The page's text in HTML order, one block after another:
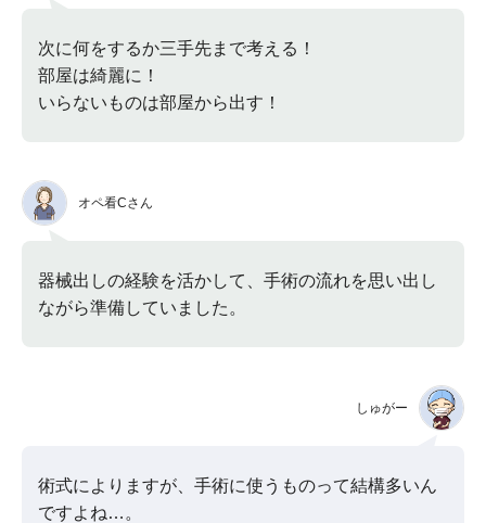
次に何をするか三手先まで考える！
部屋は綺麗に！
いらないものは部屋から出す！
オペ看Cさん
器械出しの経験を活かして、手術の流れを思い出し
ながら準備していました。
しゅがー
術式によりますが、手術に使うものって結構多いん
ですよね…。